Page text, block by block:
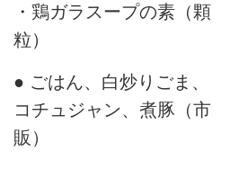
・鶏ガラスープの素（顆
粒）
● ごはん、白炒りごま、
コチュジャン、煮豚（市
販）